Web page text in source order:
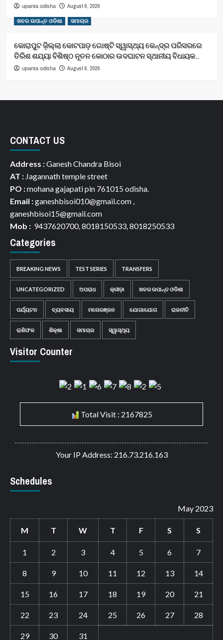
upanta odisha August 6, 2026
ଖବର ଉପାନ୍ତ ଓଡିଶା ସମାଚାର
କୋରାପୁଟ ଜ଼ିଲ୍ଲା କୋଟପାଡ଼ ଗୋଷ୍ଟି ସ୍ୱାସ୍ଥ୍ୟ କେନ୍ଦ୍ର ପରିସରରେ
ତିରିଶ ଶଯ୍ୟା ବିଶିଷ୍ଠ ନୂତନ କୋଠାର ଉଦଘାଟନ ସ୍ଥାନୀୟ ବିଧାୟକ..
upanta odisha August 6, 2026
CONTACT US
Address :Ganesh Chandra Bisoi
AT : Jagannath temple street
PO :mohana gajapati pin 761015 odisha.
Email :ganeshbisoi010@gmail.com ,
ganeshbisoi15@gmail.com
Mob : 9437620700, 8018150533, 8018250533
Categories
BREAKING NEWS TEST SERIES TRANSFERS
UNCATEGORIZED ଅପରାଧ କ୍ରୀଡ଼ା ଖବର ଉପାନ୍ତ ଓଡିଶା
ପର୍ଯ୍ୟଟନ ବ୍ୟବସାୟ ମନୋରଞ୍ଜନ ଯୋଗାଯୋଗ ରାଜନୀତି
ରାଶିଫଳ ଶିକ୍ଷା ସମାଚାର ସ୍ୱାସ୍ଥ୍ୟ
Visitor Counter
Total Visit : 2167825
Your IP Address: 216.73.216.163
Schedules
May 2023
M T W T F S S
1 2 3 4 5 6 7
8 9 10 11 12 13 14
15 16 17 18 19 20 21
22 23 24 25 26 27 28
29 30 31